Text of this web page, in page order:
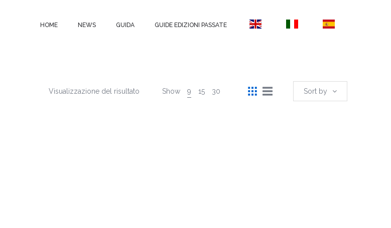
HOME NEWS GUIDA GUIDE EDIZIONI PASSATE
Sort by
Visualizzazione del risultato Show 9 15 30